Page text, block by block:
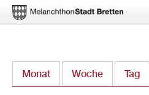
zum
Monat Woche Tag